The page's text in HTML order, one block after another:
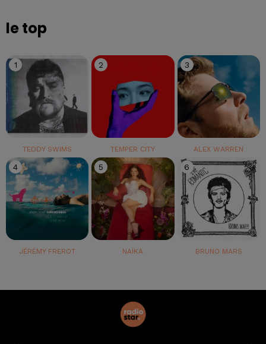
le top
1
TEDDY SWIMS
2
TEMPER CITY
3
ALEX WARREN
4
JÉRÉMY FREROT
5
NAÏKA
6
BRUNO MARS